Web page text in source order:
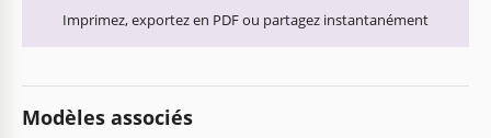
Imprimez, exportez en PDF ou partagez instantanément
Modèles associés